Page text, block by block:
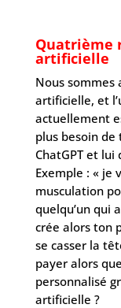
Quatrième
artificielle
Nous sommes
artificielle, et
actuellement
plus besoin de
ChatGPT et
Exemple : « je
musculation
quelqu’un qui
crée alors ton
se casser la
payer alors
personnalisé
artificielle ?